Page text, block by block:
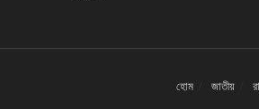
হোম জাতীয়